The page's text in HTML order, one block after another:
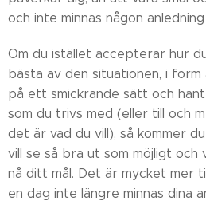
och inte minnas någon
Om du istället accepterar hur
bästa av den situationen, i
på ett smickrande sätt och
som du trivs med (eller till och
det är vad du vill), så kommer
vill se så bra ut som möjligt
nå ditt mål. Det är mycket mer
en dag inte längre minnas dina